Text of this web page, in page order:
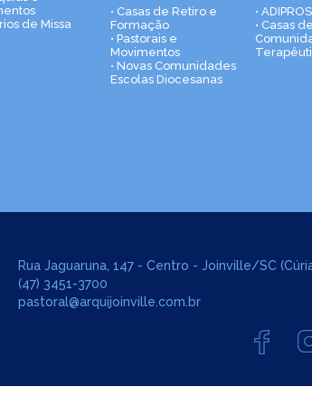
de Missa
• Casas de Retiro e
Formação
• Pastorais e
Movimentos
• Novas Comunidades
Escolas Diocesanas
• ADIPROS
• Casas
Rua Jaguaruna, 147 - Centro - Joinville/SC
(47) 3451-3700
pastoral@arquijoinville.com.br